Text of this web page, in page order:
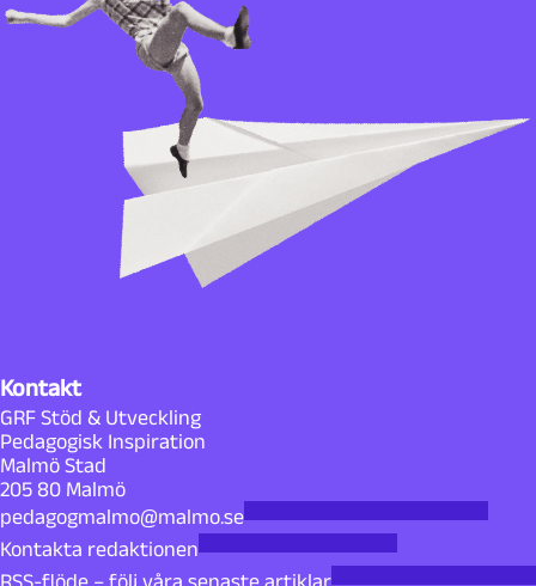
Kontakt
GRF Stöd & Utveckling
Pedagogisk Inspiration
Malmö Stad
205 80 Malmö
pedagogmalmo@malmo.se
Kontakta redaktionen
RSS-flöde – följ våra senaste artiklar